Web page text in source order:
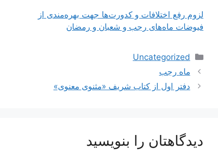
لزوم رفع اختلافات و کدورت‌ها جهت بهره‌مندی از
فیوضات ماه‌های رجب و شعبان و رمضان
دسته‌ها
Uncategorized
ناوبری
نوشته‌ها
ماه رجب
دفتر اول از کتاب شریف «مثنوی معنوی»
دیدگاهتان را بنویسید